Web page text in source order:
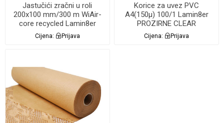
Jastučići zračni u roli
200x100 mm/300 m WiAir-
core recycled Lamin8er
Cijena: Prijava
Korice za uvez PVC
A4(150µ) 100/1 Lamin8er
PROZIRNE CLEAR
Cijena: Prijava